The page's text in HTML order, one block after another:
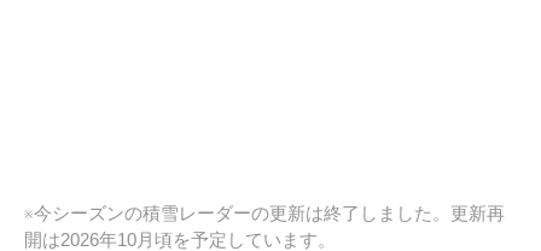
※今シーズンの積雪レーダーの更新は終了しました。更新再
開は2026年10月頃を予定しています。